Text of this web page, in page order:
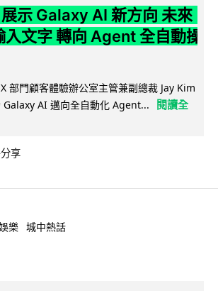
示 Galaxy AI 新方向 未來
入文字 轉向 Agent 全自動操
部門顧客體驗辦公室主管兼副總裁 Jay Kim
Galaxy AI 邁向全自動化 Agent...
閱讀全
分享
樂 城中熱話